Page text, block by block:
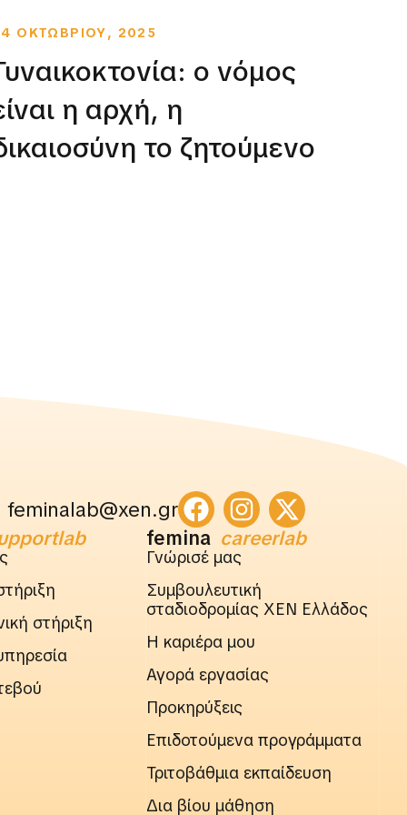
ΟΚΤΩΒΡΙΟΥ, 2025
ο νόμος
η αρχή, η
το ζητούμενο
feminalab@xen.gr
στήριξη
femina careerlab
Γνώρισέ μας
Συμβουλευτική
σταδιοδρομίας ΧΕΝ Ελλάδος
Η καριέρα μου
Αγορά εργασίας
Προκηρύξεις
Επιδοτούμενα προγράμματα
Τριτοβάθμια εκπαίδευση
Δια βίου μάθηση